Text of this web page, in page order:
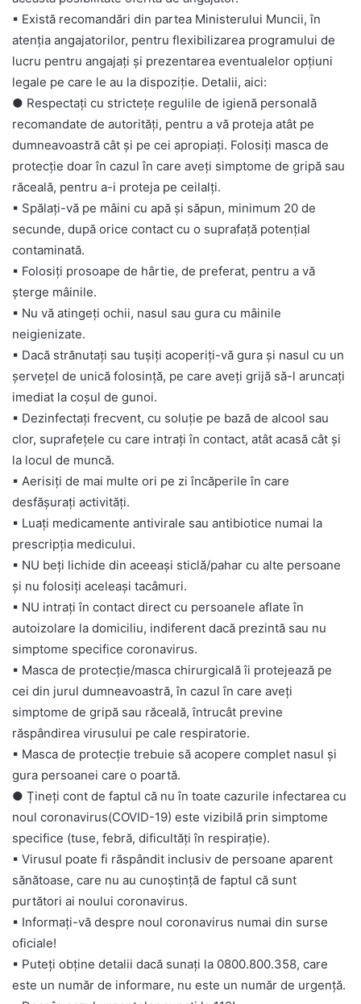
▪ Există recomandări din partea Ministerului Muncii, în
atenția angajatorilor, pentru flexibilizarea programului de
lucru pentru angajați și prezentarea eventualelor opțiuni
legale pe care le au la dispoziție. Detalii, aici:
● Respectați cu strictețe regulile de igienă personală
recomandate de autorități, pentru a vă proteja atât pe
dumneavoastră cât și pe cei apropiați. Folosiți masca de
protecție doar în cazul în care aveți simptome de gripă sau
răceală, pentru a-i proteja pe ceilalți.
▪ Spălați-vă pe mâini cu apă și săpun, minimum 20 de
secunde, după orice contact cu o suprafață potențial
contaminată.
▪ Folosiți prosoape de hârtie, de preferat, pentru a vă
șterge mâinile.
▪ Nu vă atingeți ochii, nasul sau gura cu mâinile
neigienizate.
▪ Dacă strănutați sau tușiți acoperiți-vă gura și nasul cu un
șervețel de unică folosință, pe care aveți grijă să-l aruncați
imediat la coșul de gunoi.
▪ Dezinfectați frecvent, cu soluție pe bază de alcool sau
clor, suprafețele cu care intrați în contact, atât acasă cât și
la locul de muncă.
▪ Aerisiți de mai multe ori pe zi încăperile în care
desfășurați activități.
▪ Luați medicamente antivirale sau antibiotice numai la
prescripția medicului.
▪ NU beți lichide din aceeași sticlă/pahar cu alte persoane
și nu folosiți aceleași tacâmuri.
▪ NU intrați în contact direct cu persoanele aflate în
autoizolare la domiciliu, indiferent dacă prezintă sau nu
simptome specifice coronavirus.
▪ Masca de protecție/masca chirurgicală îi protejează pe
cei din jurul dumneavoastră, în cazul în care aveți
simptome de gripă sau răceală, întrucât previne
răspândirea virusului pe cale respiratorie.
▪ Masca de protecție trebuie să acopere complet nasul și
gura persoanei care o poartă.
● Țineți cont de faptul că nu în toate cazurile infectarea cu
noul coronavirus(COVID-19) este vizibilă prin simptome
specifice (tuse, febră, dificultăți în respirație).
▪ Virusul poate fi răspândit inclusiv de persoane aparent
sănătoase, care nu au cunoștință de faptul că sunt
purtători ai noului coronavirus.
▪ Informați-vă despre noul coronavirus numai din surse
oficiale!
▪ Puteți obține detalii dacă sunați la 0800.800.358, care
este un număr de informare, nu este un număr de urgență.